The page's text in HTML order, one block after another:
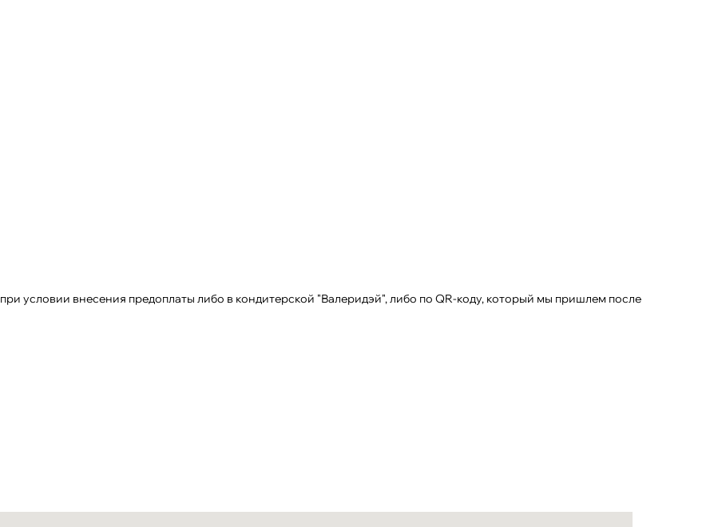
при условии внесения предоплаты либо в кондитерской "Валеридэй", либо по QR-коду, который мы пришлем после